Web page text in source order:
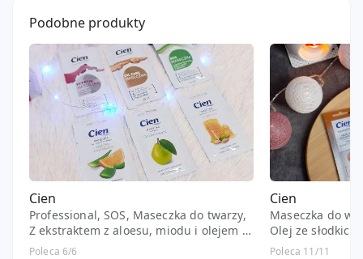
Podobne produkty
Cien
Professional, SOS, Maseczka do twarzy,
Z ekstraktem z aloesu, miodu i olejem z
migdałów
Poleca 6/6
Cien
Maseczka do
Olej ze słodkich
Poleca 11/11